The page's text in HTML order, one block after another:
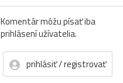
Komentár môžu písať iba
prihlásení užívatelia.
prihlásiť / registrovať